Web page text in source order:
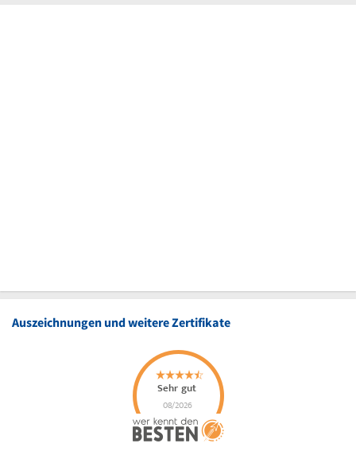
Auszeichnungen und weitere Zertifikate